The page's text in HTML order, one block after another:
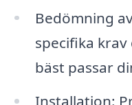
Bedömning
specifika
bäst passar